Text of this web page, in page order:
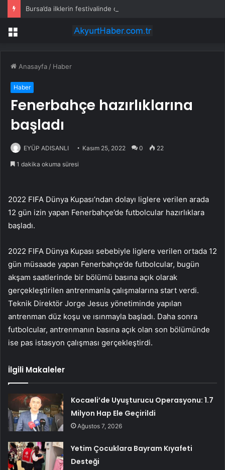
Bursa’da ilklerin festivalinde çocuklar da şen şakrak
Menü
Anasayfa / Haber
Haber
Fenerbahçe hazırlıklarına
başladı
EYÜP ADISANLI Kasım 25, 2022 0 22
1 dakika okuma süresi
2022 FIFA Dünya Kupası’ndan dolayı liglere verilen arada
12 gün izin yapan Fenerbahçe’de futbolcular hazırlıklara
başladı.
2022 FIFA Dünya Kupası sebebiyle liglere verilen ortada 12
gün müsaade yapan Fenerbahçe’de futbolcular, bugün
akşam saatlerinde bir bölümü basına açık olarak
gerçekleştirilen antrenmanla çalışmalarına start verdi.
Teknik Direktör Jorge Jesus yönetiminde yapılan
antrenman düz koşu ve ısınmayla başladı. Daha sonra
futbolcular, antrenmanın basına açık olan son bölümünde
ise pas istasyon çalışması gerçekleştirdi.
İlgili Makaleler
Kocaeli’de Uyuşturucu Operasyonu: 1.7
Milyon Hap Ele Geçirildi
Ağustos 7, 2026
Yetim Çocuklara Bayram Kıyafeti
Desteği